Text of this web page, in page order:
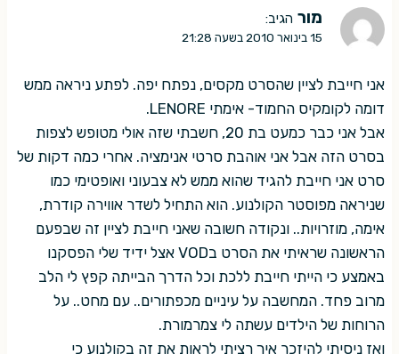
מור הגיב:
15 בינואר 2010 בשעה 21:28
אני חייבת לציין שהסרט מקסים, נפתח יפה. לפתע ניראה ממש
דומה לקומקיס החמוד- אימתי LENORE.
אבל אני כבר כמעט בת 20, חשבתי שזה אולי מטופש לצפות
בסרט הזה אבל אני אוהבת סרטי אנימציה. אחרי כמה דקות של
סרט אני חייבת להגיד שהוא ממש לא צבעוני ואופטימי כמו
שניראה מפוסטר הקולנוע. הוא התחיל לשדר אווירה קודרת,
אימה, מוזרויות.. ונקודה חשובה שאני חייבת לציין זה שבפעם
הראשונה שראיתי את הסרט בVOD אצל ידיד שלי הפסקנו
באמצע כי הייתי חייבת ללכת וכל הדרך הבייתה קפץ לי הלב
מרוב פחד. המחשבה על עיניים מכפתורים.. עם מחט.. על
הרוחות של הילדים עשתה לי צמרמורת.
ואז ניסיתי להיזכר איך רציתי לראות את זה בקולנוע כי